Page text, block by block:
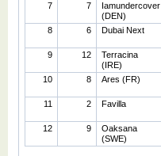
7
7
Iamundercover
(DEN)
8
6 Dubai Next
9
12
Terracina
(IRE)
10
8 Ares (FR)
11
2 Favilla
12
9
Oaksana
(SWE)